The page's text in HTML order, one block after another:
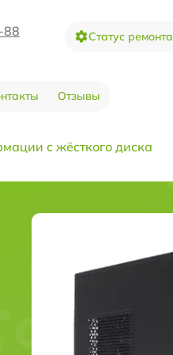
88 Статус ремонта
Отзывы
с жёсткого диска